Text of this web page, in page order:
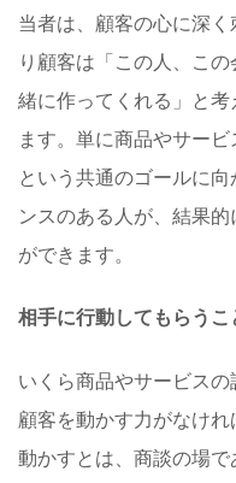
当者は、顧客の心に深
り顧客は「この人、こ
緒に作ってくれる」と
ます。単に商品やサー
という共通のゴールに
ンスのある人が、結果
ができます。
相手に行動してもらうこ
いくら商品やサービスの
顧客を動かす力がなけ
動かすとは、商談の場